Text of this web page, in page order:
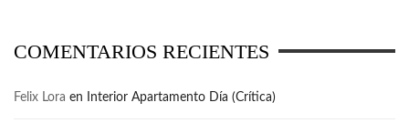
COMENTARIOS RECIENTES
Felix Lora en Interior Apartamento Día (Crítica)